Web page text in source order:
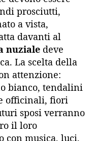
prosciutti,
a vista,
davanti al
nuziale deve
La scelta della
attenzione:
bianco, tendalini
officinali, fiori
sposi verranno
il loro
con musica, luci,